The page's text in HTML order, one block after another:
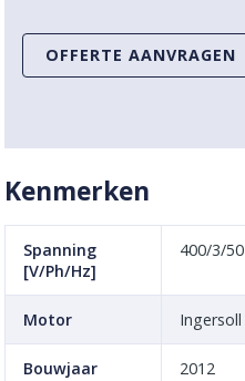
OFFERTE AANVRAGEN
Kenmerken
Spanning
[V/Ph/Hz]
400/3/50
Motor Ingersoll
Bouwjaar 2012